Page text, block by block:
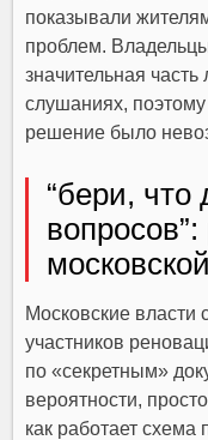
показывали
проблем.
значительная
слушаниях,
решение было
“бери, что
Московские власти
участников
по «секретным»
вероятности,
как работает схема